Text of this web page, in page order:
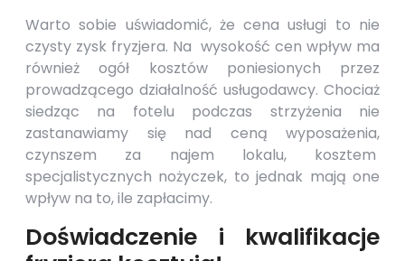
Warto sobie uświadomić, że cena usługi to nie
czysty zysk fryzjera. Na wysokość cen wpływ ma
również ogół kosztów poniesionych przez
prowadzącego działalność usługodawcy. Chociaż
siedząc na fotelu podczas strzyżenia nie
zastanawiamy się nad ceną wyposażenia,
czynszem za najem lokalu, kosztem
specjalistycznych nożyczek, to jednak mają one
wpływ na to, ile zapłacimy.
Doświadczenie i kwalifikacje